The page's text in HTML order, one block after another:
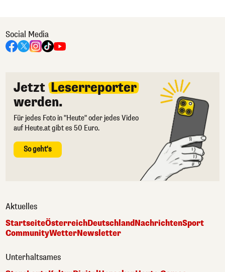
Social Media
Jetzt Leserreporter
werden.
Für jedes Foto in "Heute" oder jedes Video
auf Heute.at gibt es 50 Euro.
So geht's
Aktuelles
StartseiteÖsterreichDeutschlandNachrichtenSport
CommunityWetterNewsletter
Unterhaltsames